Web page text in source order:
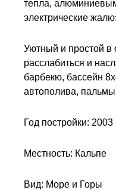
тепла,
электрические
Уютный и простой в
расслабиться и
барбекю, бассейн
автополива, пальмы
Год постройки: 2003
Местность: Кальпе
Вид: Море и Горы